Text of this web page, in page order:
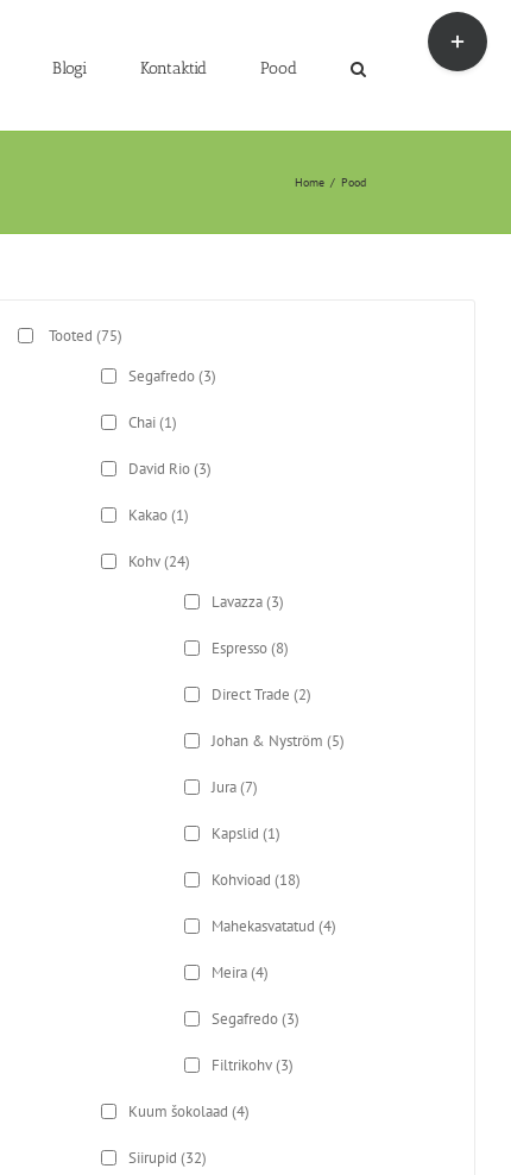
Blogi Kontaktid Pood
Home / Pood
Tooted (75)
Segafredo(3)
Chai(1)
David Rio(3)
Kakao(1)
Kohv(24)
Lavazza(3)
Espresso(8)
Direct Trade (2)
Johan & Nyström (5)
Jura(7)
Kapslid (1)
Kohvioad (18)
Mahekasvatatud (4)
Meira(4)
Segafredo(3)
Filtrikohv(3)
Kuum šokolaad (4)
Siirupid (32)
Toggle
Sliding
Bar